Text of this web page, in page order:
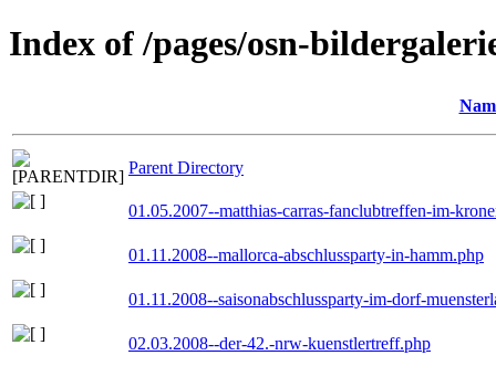
Index of /pages/osn-
Parent Directory
01.05.2007--matthias-carras-fanclubtreffen-im-
01.11.2008--mallorca-abschlussparty-in-hamm.php
01.11.2008--saisonabschlussparty-im-dorf-
02.03.2008--der-42.-nrw-kuenstlertreff.php